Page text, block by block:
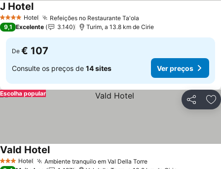
4 EstrelasHotel Refeições no Restaurante Ta'ola
J HotelVer preços
9,1 Excelente 3.140 Turim, a 13.8 km de Cirie
De € 107
Consulte os preços de 14 sites Ver preços
Partilhar
Escolha popular
3 EstrelasHotel Ambiente tranquilo em Val Della TorreVer preços
Vald HotelVer preços